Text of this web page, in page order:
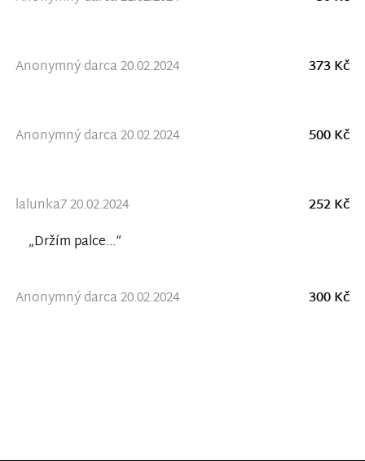
Anonymný darca 20.02.2024 373 Kč
Anonymný darca 20.02.2024 500 Kč
lalunka7 20.02.2024
252 Kč
„Držím palce...“
Anonymný darca 20.02.2024 300 Kč